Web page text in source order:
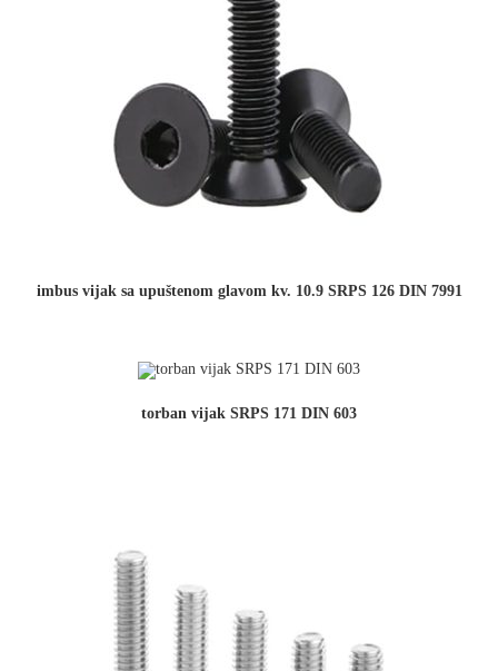
imbus vijak sa upuštenom glavom kv. 10.9 SRPS 126 DIN 7991
torban vijak SRPS 171 DIN 603